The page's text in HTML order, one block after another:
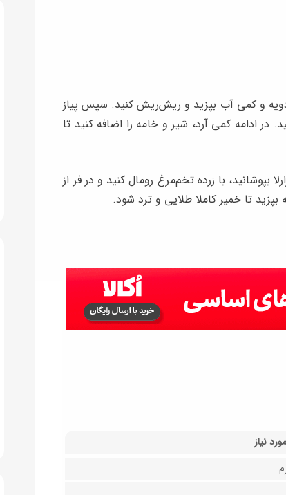
ادویه و کمی آب بپزید و ریش‌ریش کنید. سپس پیاز
در ادامه کمی آرد، شیر و خامه را اضافه کنید تا
بپوشانید، با زرده تخم‌مرغ رومال کنید و در فر از
نیاز